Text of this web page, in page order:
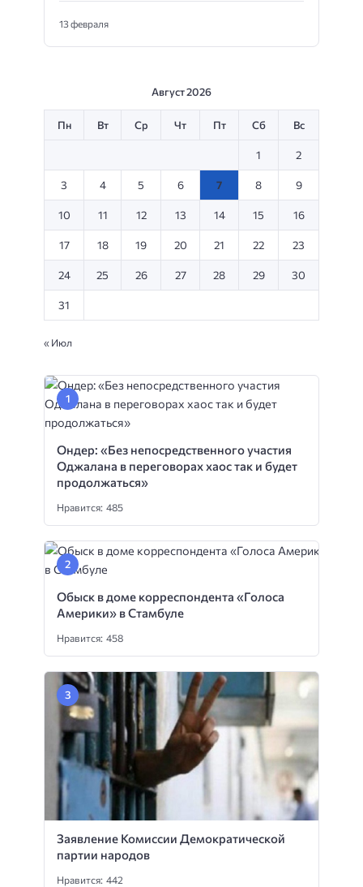
13 февраля
Август 2026
Пн Вт Ср Чт Пт Сб Вс
1 2
3 4 5 6 7 8 9
10 11 12 13 14 15 16
17 18 19 20 21 22 23
24 25 26 27 28 29 30
31
« Июл
Ондер: «Без непосредственного участия
Оджалана в переговорах хаос так и будет
продолжаться»
Нравится: 485
Обыск в доме корреспондента «Голоса
Америки» в Стамбуле
Нравится: 458
Заявление Комиссии Демократической
партии народов
Нравится: 442